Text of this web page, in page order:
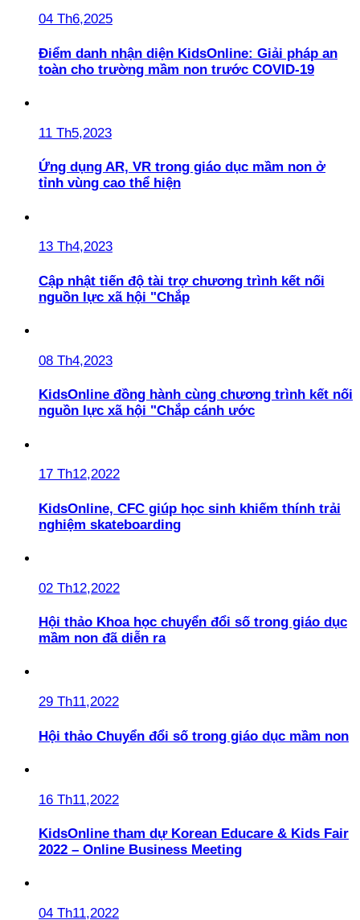
04 Th6,2025
Điểm danh nhận diện KidsOnline: Giải pháp an
toàn cho trường mầm non trước COVID-19
11 Th5,2023
Ứng dụng AR, VR trong giáo dục mầm non ở
tỉnh vùng cao thể hiện
13 Th4,2023
Cập nhật tiến độ tài trợ chương trình kết nối
nguồn lực xã hội "Chắp
08 Th4,2023
KidsOnline đồng hành cùng chương trình kết nối
nguồn lực xã hội "Chắp cánh ước
17 Th12,2022
KidsOnline, CFC giúp học sinh khiếm thính trải
nghiệm skateboarding
02 Th12,2022
Hội thảo Khoa học chuyển đổi số trong giáo dục
mầm non đã diễn ra
29 Th11,2022
Hội thảo Chuyển đổi số trong giáo dục mầm non
16 Th11,2022
KidsOnline tham dự Korean Educare & Kids Fair
2022 – Online Business Meeting
04 Th11,2022